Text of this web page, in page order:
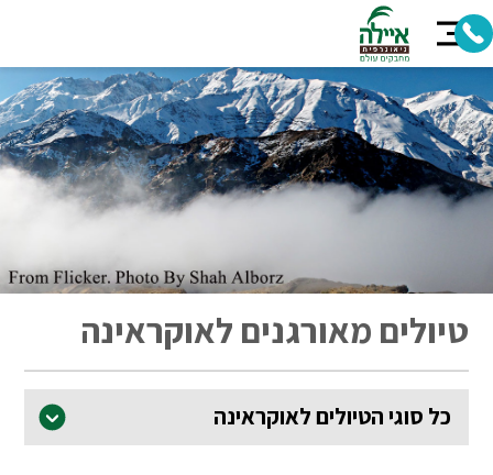
טיולים מאורגנים לאוקראינה
כל סוגי הטיולים לאוקראינה